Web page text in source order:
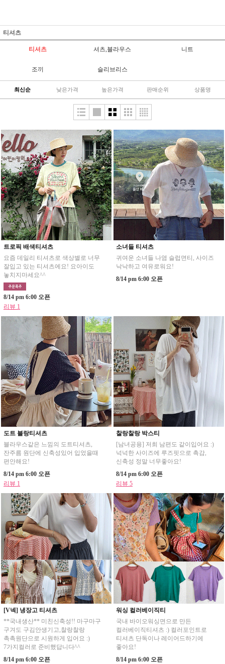
티셔츠
티셔츠 셔츠,블라우스 니트
조끼 슬리브리스
최신순 낮은가격 높은가격 판매순위 상품명
트로픽 배색티셔츠
요즘 데일리 티셔츠로 색상별로 너무
잘입고 있는 티셔츠에요! 요아이도
놓치지마세요^^
8/14 pm 6:00 오픈
리뷰 1
소녀들 티셔츠
귀여운 소녀들 나염 슬럽면티, 사이즈
낙낙하고 여유로워요!
8/14 pm 6:00 오픈
도트 블랑티셔츠
블라우스같은 느낌의 도트티셔츠,
잔주름 원단에 신축성있어 입었을때
편안해요!
8/14 pm 6:00 오픈
리뷰 1
찰랑찰랑 박스티
[남녀공용] 저희 남편도 같이입어요 :)
넉넉한 사이즈에 루즈핏으로 촉감,
신축성 정말 너무좋아요!
8/14 pm 6:00 오픈
리뷰 5
[V넥] 냉장고 티셔츠
**국내생산** 미친신축성!! 마구마구
구겨도 구김안생기고,찰랑찰랑
촉촉원단으로 시원하게 입어요 :)
7가지컬러로 준비했답니다^^
8/14 pm 6:00 오픈
워싱 컬러베이직티
국내 바이오워싱면으로 만든
컬러베이직티셔츠 :) 컬러포인트로
티셔츠 단독이나 레이어드하기에
좋아요!
8/14 pm 6:00 오픈